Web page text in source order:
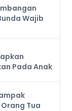
Wajib
Pada Anak
Tua